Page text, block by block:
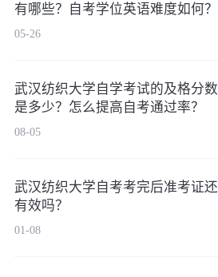
有哪些？自考学位英语难度如何？
05-26
武汉纺织大学自学考试的及格分数
是多少？怎么提高自考通过率？
08-05
武汉纺织大学自考考完后准考证还
有效吗？
01-08